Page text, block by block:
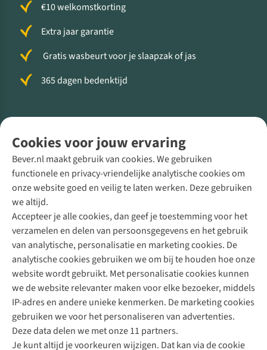
Cookies voor jouw ervaring
Bever.nl maakt gebruik van cookies. We gebruiken
functionele en privacy-vriendelijke analytische cookies om
onze website goed en veilig te laten werken. Deze gebruiken
we altijd.
Accepteer je alle cookies, dan geef je toestemming voor het
verzamelen en delen van persoonsgegevens en het gebruik
van analytische, personalisatie en marketing cookies. De
analytische cookies gebruiken we om bij te houden hoe onze
website wordt gebruikt. Met personalisatie cookies kunnen
we de website relevanter maken voor elke bezoeker, middels
IP-adres en andere unieke kenmerken. De marketing cookies
gebruiken we voor het personaliseren van advertenties.
Deze data delen we met onze 11 partners.
Je kunt altijd je voorkeuren wijzigen. Dat kan via de cookie
€10 welkomstkorting
Extra jaar garantie
Gratis wasbeurt voor je slaapzak of jas
365 dagen bedenktijd
Direct advies van een Buitenexpert
+31 (0)85 888 50 88
+31 6 12 28 49 80
Contactformulier